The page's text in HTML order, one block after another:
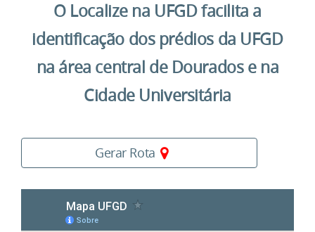
O Localize na UFGD facilita a
identificação dos prédios da UFGD
na área central de Dourados e na
Cidade Universitária
Gerar Rota